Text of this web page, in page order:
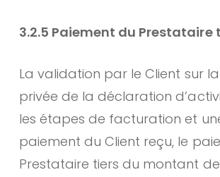
3.2.5 Paiement du Prestataire
La validation par le Client sur
privée de la déclaration
les étapes de facturation et
paiement du Client reçu, le
Prestataire tiers du montant